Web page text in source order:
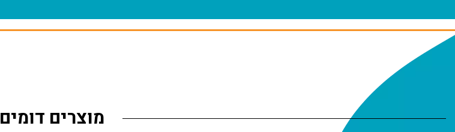
מוצרים דומים